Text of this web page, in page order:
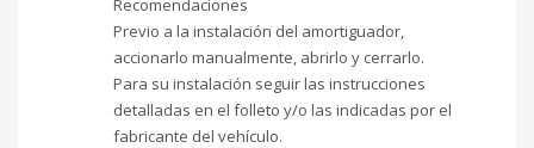
Recomendaciones
Previo a la instalación del amortiguador,
accionarlo manualmente, abrirlo y cerrarlo.
Para su instalación seguir las instrucciones
detalladas en el folleto y/o las indicadas por el
fabricante del vehículo.